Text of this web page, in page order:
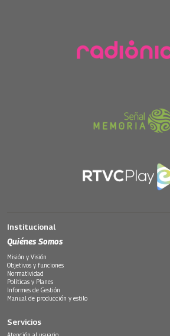
Institucional
Quiénes Somos
Misión y Visión
Objetivos y funciones
Normatividad
Políticas y Planes
Informes de Gestión
Manual de producción y estilo
Servicios